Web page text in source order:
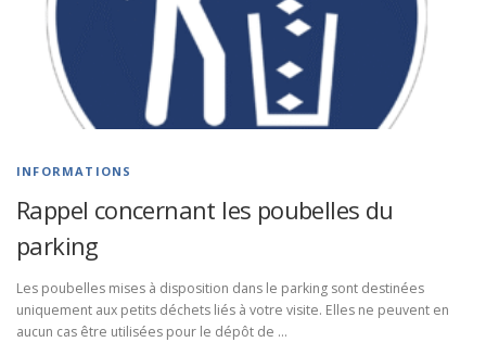
INFORMATIONS
Rappel concernant les poubelles du
parking
Les poubelles mises à disposition dans le parking sont destinées
uniquement aux petits déchets liés à votre visite. Elles ne peuvent en
aucun cas être utilisées pour le dépôt de …